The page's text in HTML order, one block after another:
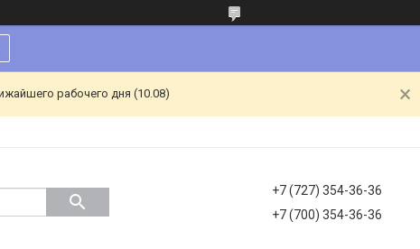
рабочего дня (10.08)
+7 (727) 354-36-36
+7 (700) 354-36-36